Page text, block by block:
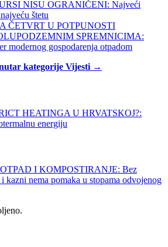
NISU OGRANIČENI: Najveći
štetu
ČETVRT U POTPUNOSTI
SPREMNICIMA:
modernog gospodarenja otpadom
kategorije Vijesti →
HEATINGA U HRVATSKOJ?:
energiju
I KOMPOSTIRANJE: Bez
kazni nema pomaka u stopama odvojenog